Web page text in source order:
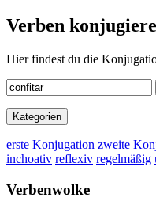
Verben
Hier findest du die
Kategorien
erste Konjugation zweite
inchoativ reflexiv regelmäßig
Verbenwolke